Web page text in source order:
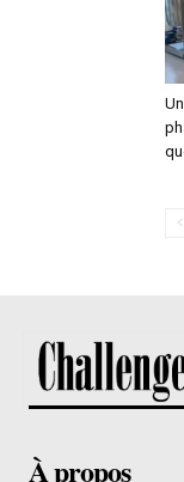
À propos